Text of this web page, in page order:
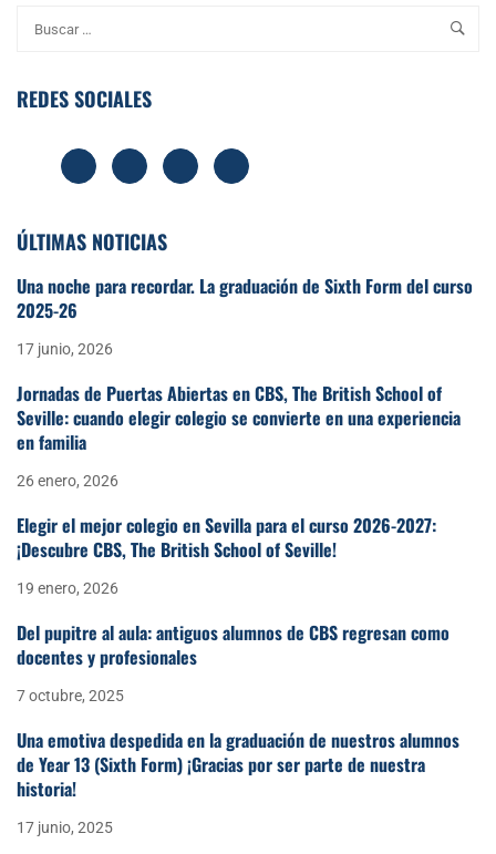
REDES SOCIALES
ÚLTIMAS NOTICIAS
Una noche para recordar. La graduación de Sixth Form del curso
2025-26
17 junio, 2026
Jornadas de Puertas Abiertas en CBS, The British School of
Seville: cuando elegir colegio se convierte en una experiencia
en familia
26 enero, 2026
Elegir el mejor colegio en Sevilla para el curso 2026-2027:
¡Descubre CBS, The British School of Seville!
19 enero, 2026
Del pupitre al aula: antiguos alumnos de CBS regresan como
docentes y profesionales
7 octubre, 2025
Una emotiva despedida en la graduación de nuestros alumnos
de Year 13 (Sixth Form) ¡Gracias por ser parte de nuestra
historia!
17 junio, 2025